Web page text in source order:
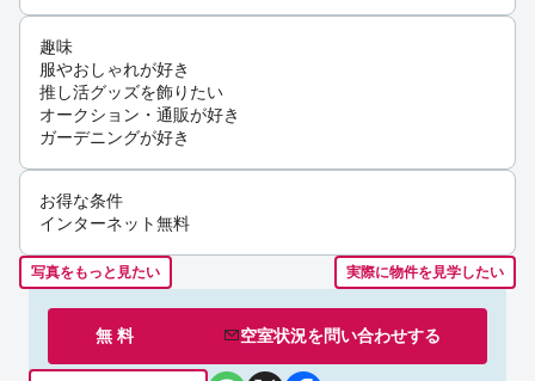
趣味
服やおしゃれが好き
推し活グッズを飾りたい
オークション・通販が好き
ガーデニングが好き
お得な条件
インターネット無料
写真をもっと見たい 実際に物件を見学したい
無 料 空室状況を問い合わせする